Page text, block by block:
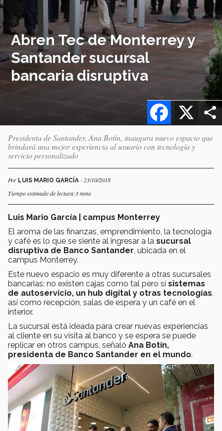
Abren Tec de Monterrey y
Santander sucursal
bancaria disruptiva
X
Facebook
Presidenta de Santander, Ana Botín, inaugura nuevo espacio que
brindará una mejor experiencia al usuario con tecnología y
servicio personalizado
Por LUIS MARIO GARCÍA - 23/10/2018
Tiempo estimado de lectura:3 mins
Luis Mario García | campus Monterrey
El aroma de las finanzas, emprendimiento, la tecnología
y café es lo que se siente al ingresar a la sucursal
disruptiva de Banco Santander , ubicada en el
campus Monterrey.
Este nuevo espacio es muy diferente a otras sucursales
bancarias: no existen cajas como tal pero sí sistemas
de autoservicio, un hub digital y otras tecnologías
así como recepción, salas de espera y un café en el
interior.
La sucursal está ideada para crear nuevas experiencias
al cliente en su visita al banco y se espera se puede
replicar en otros campus, señaló Ana Botín,
presidenta de Banco Santander en el mundo.